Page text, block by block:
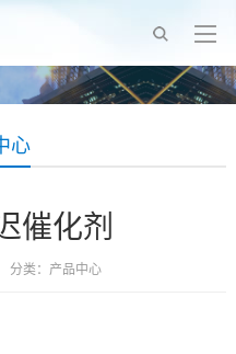
心
催化剂
类： 产品中心